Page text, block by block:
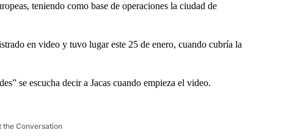
teniendo como base de operaciones la ciudad de
en video y tuvo lugar este 25 de enero, cuando cubría la
se escucha decir a Jacas cuando empieza el video.
the Conversation